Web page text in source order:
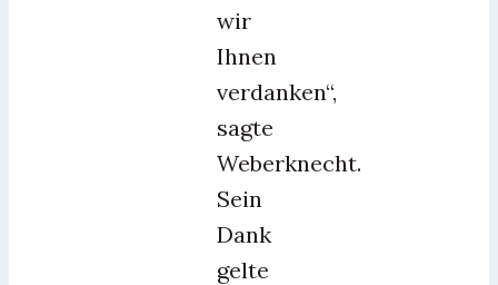
wir
Ihnen
verdanken“,
sagte
Weberknecht.
Sein
Dank
gelte